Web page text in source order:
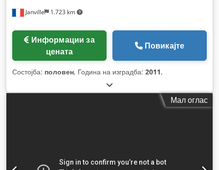
Janville 1.723 km
цената
Повикајте
Состојба: половен, Година на изградба: 2011,
Мал оглас